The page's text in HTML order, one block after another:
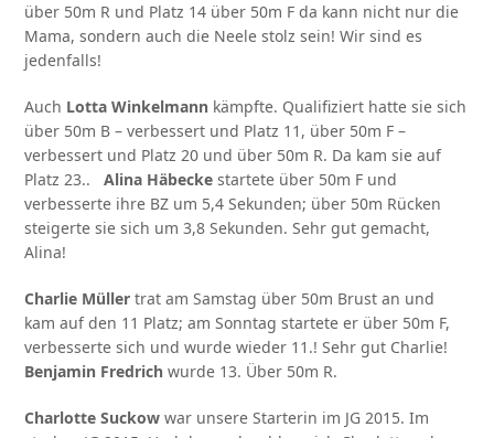
über 50m R und Platz 14 über 50m F da kann nicht nur die
Mama, sondern auch die Neele stolz sein! Wir sind es
jedenfalls!
Auch Lotta Winkelmann kämpfte. Qualifiziert hatte sie sich
über 50m B – verbessert und Platz 11, über 50m F –
verbessert und Platz 20 und über 50m R. Da kam sie auf
Platz 23..Alina Häbecke startete über 50m F und
verbesserte ihre BZ um 5,4 Sekunden; über 50m Rücken
steigerte sie sich um 3,8 Sekunden. Sehr gut gemacht,
Alina!
Charlie Müller trat am Samstag über 50m Brust an und
kam auf den 11 Platz; am Sonntag startete er über 50m F,
verbesserte sich und wurde wieder 11.! Sehr gut Charlie!
Benjamin Fredrich wurde 13. Über 50m R.
Charlotte Suckow war unsere Starterin im JG 2015. Im